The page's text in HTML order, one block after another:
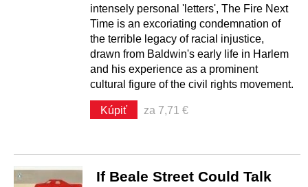
intensely personal 'letters', The Fire Next
Time is an excoriating condemnation of
the terrible legacy of racial injustice,
drawn from Baldwin's early life in Harlem
and his experience as a prominent
cultural figure of the civil rights movement.
Kúpiť za 7,71 €
If Beale Street Could Talk